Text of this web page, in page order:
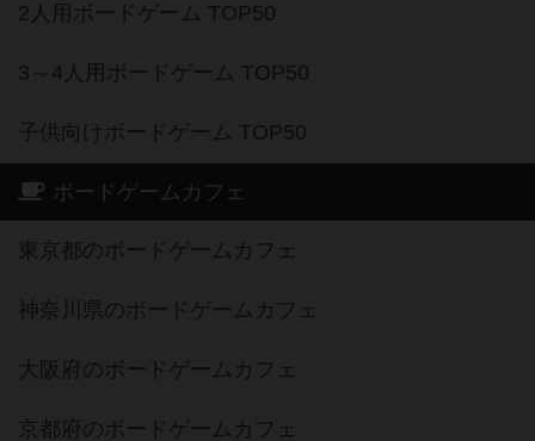
2人用ボードゲーム TOP50
3～4人用ボードゲーム TOP50
子供向けボードゲーム TOP50
ボードゲームカフェ
東京都のボードゲームカフェ
神奈川県のボードゲームカフェ
大阪府のボードゲームカフェ
京都府のボードゲームカフェ